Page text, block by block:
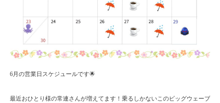
6月の営業日スケジュールです🌟
最近おひとり様の常連さんが増えてます！乗るしかないこのビッグウェーブ